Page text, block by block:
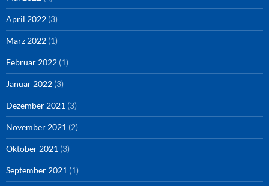
April 2022 (3)
März 2022 (1)
Februar 2022 (1)
Januar 2022 (3)
Dezember 2021 (3)
November 2021 (2)
Oktober 2021 (3)
September 2021 (1)